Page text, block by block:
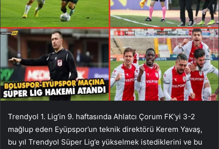
Trendyol 1. Lig’in 9. haftasında Ahlatcı Çorum FK’yi 3-2
mağlup eden Eyüpspor’un teknik direktörü Kerem Yavaş,
bu yıl Trendyol Süper Lig’e yükselmek istediklerini ve bu